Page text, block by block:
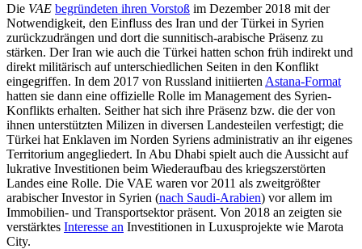
Die VAE begründeten ihren Vorstoß im Dezember 2018 mit der
Notwendigkeit, den Einfluss des Iran und der Türkei in Syrien
zurückzudrängen und dort die sunnitisch-arabische Präsenz zu
stärken. Der Iran wie auch die Türkei hatten schon früh indirekt und
direkt militärisch auf unterschied­lichen Seiten in den Konflikt
eingegriffen. In dem 2017 von Russland initiierten Astana-Format
hatten sie dann eine offizielle Rolle im Management des Syrien-
Konflikts erhal­ten. Seither hat sich ihre Präsenz bzw. die der von
ihnen unterstützten Milizen in diversen Landesteilen verfestigt; die
Türkei hat Enklaven im Norden Syriens adminis­trativ an ihr eigenes
Territorium angegliedert. In Abu Dhabi spielt auch die Aussicht auf
lukrative Investitionen beim Wiederaufbau des kriegszerstörten
Landes eine Rolle. Die VAE waren vor 2011 als zweit­größter
arabischer Investor in Syrien (nach Saudi-Arabien) vor allem im
Immobilien- und Transportsektor präsent. Von 2018 an zeig­ten sie
verstärktes Interesse an Investi­tio­nen in Luxusprojekte wie Marota
City.